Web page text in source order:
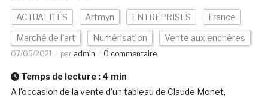
ACTUALITÉS Artmyn ENTREPRISES France
Marché de l'art Numérisation Vente aux enchères
07/05/2021 par admin 0 commentaire
Temps de lecture : 4 min
A l’occasion de la vente d’un tableau de Claude Monet,